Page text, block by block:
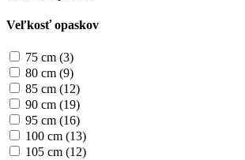
Veľkosť opaskov
75 cm (3)
80 cm (9)
85 cm (12)
90 cm (19)
95 cm (16)
100 cm (13)
105 cm (12)